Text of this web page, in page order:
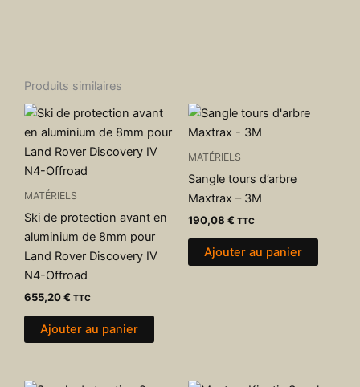
Produits similaires
MATÉRIELS
Ski de protection avant en
aluminium de 8mm pour
Land Rover Discovery IV
N4-Offroad
655,20€ TTC
Ajouter au panier
MATÉRIELS
Sangle tours d’arbre
Maxtrax – 3M
190,08 € TTC
Ajouter au panier